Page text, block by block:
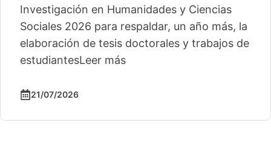
Investigación en Humanidades y Ciencias
Sociales 2026 para respaldar, un año más, la
elaboración de tesis doctorales y trabajos de
estudiantesLeer más
21/07/2026